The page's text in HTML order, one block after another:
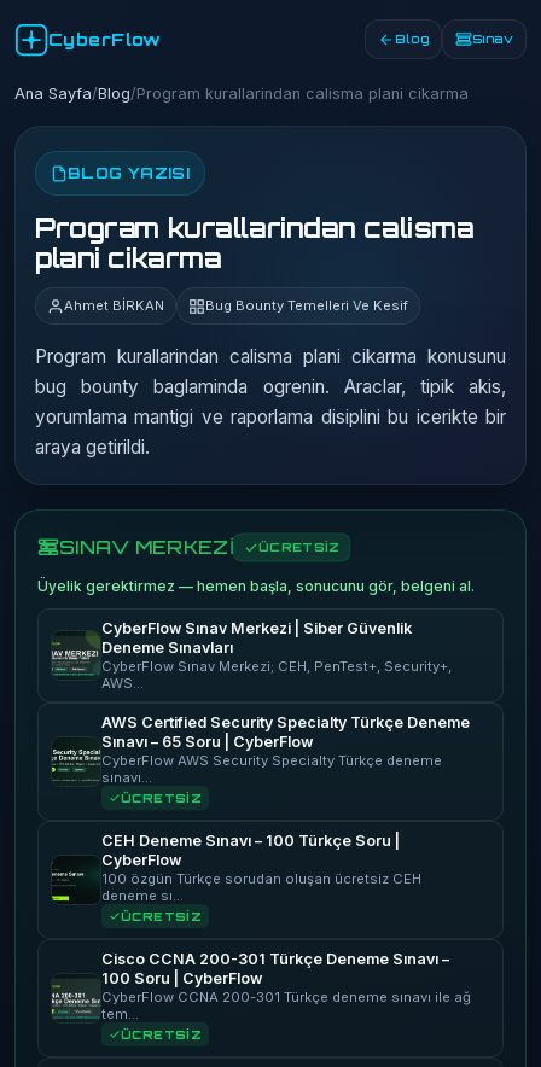
CyberFlow Blog Sınav
Ana Sayfa/Blog/Program kurallarindan calisma plani cikarma
BLOG YAZISI
Program kurallarindan calisma
plani cikarma
Ahmet BİRKAN Bug Bounty Temelleri Ve Kesif
Program kurallarindan calisma plani cikarma konusunu
bug bounty baglaminda ogrenin. Araclar, tipik akis,
yorumlama mantigi ve raporlama disiplini bu icerikte bir
araya getirildi.
SINAV MERKEZİ ÜCRETSİZ
Üyelik gerektirmez — hemen başla, sonucunu gör, belgeni al.
CyberFlow Sınav Merkezi | Siber Güvenlik
Deneme Sınavları
CyberFlow Sınav Merkezi; CEH, PenTest+, Security+,
AWS…
AWS Certified Security Specialty Türkçe Deneme
Sınavı – 65 Soru | CyberFlow
CyberFlow AWS Security Specialty Türkçe deneme
sınavı…
ÜCRETSİZ
CEH Deneme Sınavı – 100 Türkçe Soru |
CyberFlow
100 özgün Türkçe sorudan oluşan ücretsiz CEH
deneme sı…
ÜCRETSİZ
Cisco CCNA 200-301 Türkçe Deneme Sınavı –
100 Soru | CyberFlow
CyberFlow CCNA 200-301 Türkçe deneme sınavı ile ağ
tem…
ÜCRETSİZ